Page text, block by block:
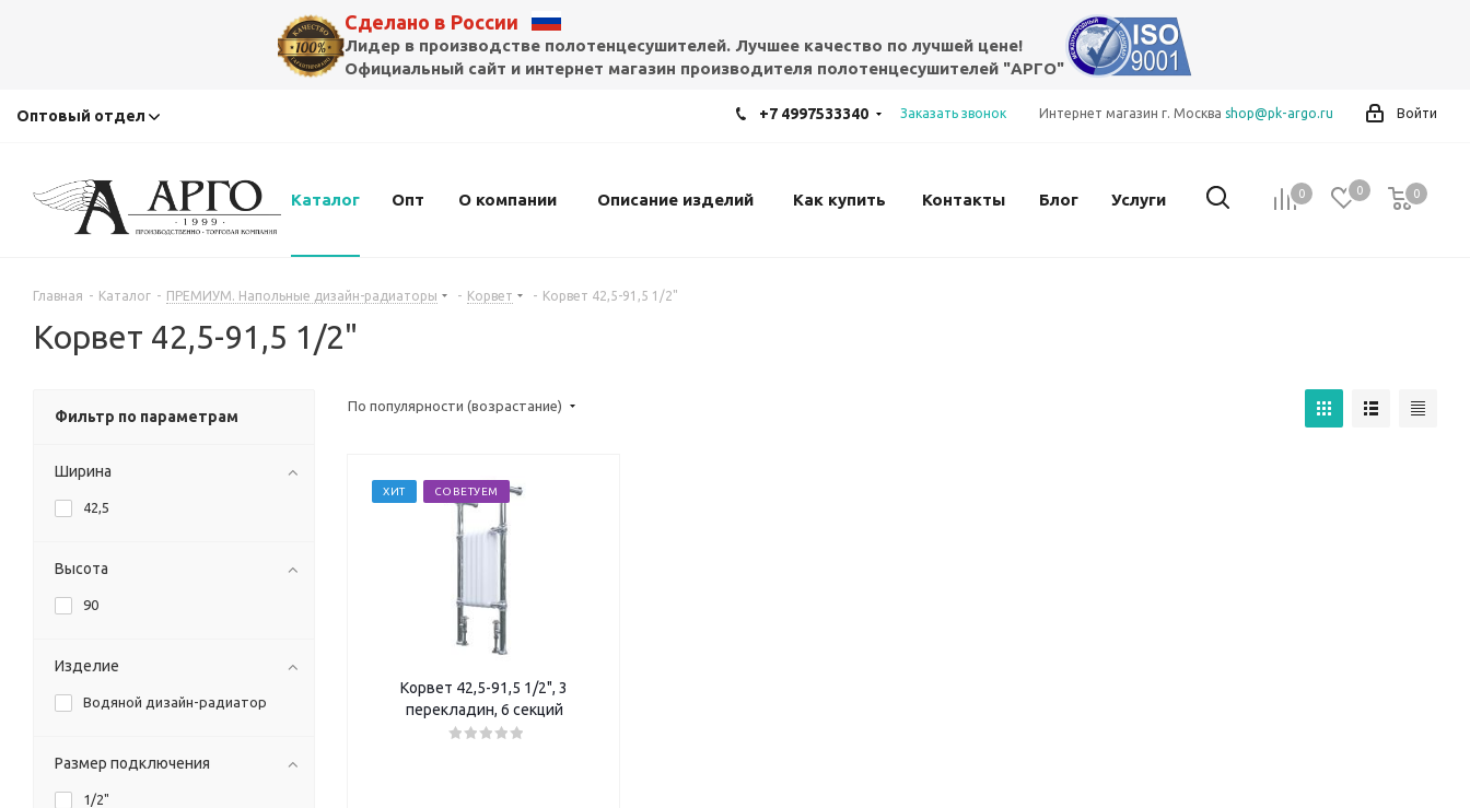
Сделано в России
Лидер в производстве полотенцесушителей. Лучшее качество по лучшей цене!
Официальный сайт и интернет магазин производителя полотенцесушителей "АРГО"
Оптовый отдел Войти
Интернет магазин г. Москва shop@pk-argo.ru
+7 4997533340 Заказать звонок
0 0 0
0
Каталог Опт О компании Описание изделий Как купить Контакты Блог Услуги
Главная - Каталог - ПРЕМИУМ. Напольные дизайн-радиаторы - Корвет - Корвет 42,5-91,5 1/2"
Корвет 42,5-91,5 1/2"
По популярности (возрастание)
ХИТ СОВЕТУЕМ
Корвет 42,5-91,5 1/2", 3
перекладин, 6 секций
Фильтр по параметрам
Ширина
42,5
Высота
90
Изделие
Водяной дизайн-радиатор
Размер подключения
1/2"